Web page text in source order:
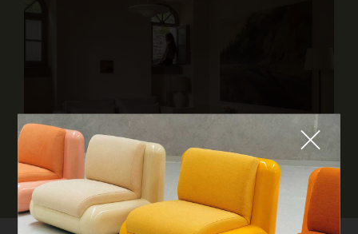
L'hôtel du Couvent à Nice © Giulio Ghiradi
Fermer
QUE CHERCHEZ-VOUS ?